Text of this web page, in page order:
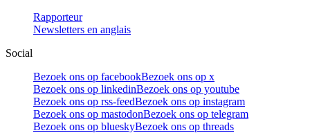
Rapporteur
Newsletters en anglais
Social
Bezoek ons op facebookBezoek ons op x
Bezoek ons op linkedinBezoek ons op youtube
Bezoek ons op rss-feedBezoek ons op instagram
Bezoek ons op mastodonBezoek ons op telegram
Bezoek ons op blueskyBezoek ons op threads